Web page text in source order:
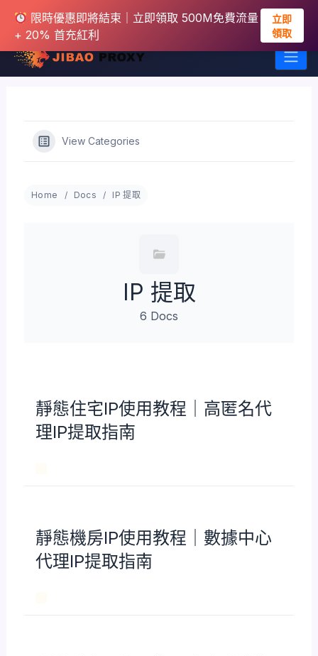
限時優惠即將結束｜立即領取 500M免費流量
+ 20% 首充紅利
立即
領取
View Categories
Home Docs IP 提取
IP 提取
6 Docs
靜態住宅IP使用教程｜高匿名代
理IP提取指南
靜態機房IP使用教程｜數據中心
代理IP提取指南